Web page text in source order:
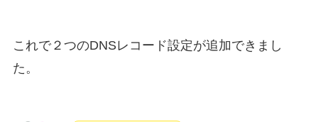
これで２つのDNSレコード設定が追加できまし
た。